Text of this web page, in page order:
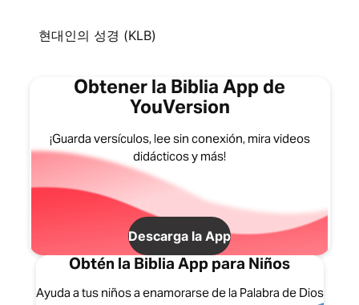
현대인의 성경 (KLB)
Obtener la Biblia App de
YouVersion
¡Guarda versículos, lee sin conexión, mira videos
didácticos y más!
Descarga la App
Obtén la Biblia App para Niños
Ayuda a tus niños a enamorarse de la Palabra de Dios